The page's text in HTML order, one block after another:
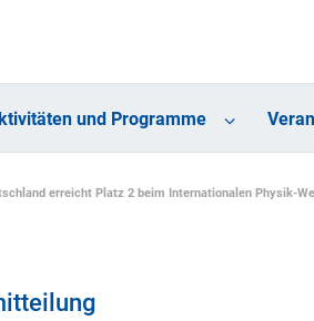
und Programme
erreicht Platz 2 beim Internationalen Physik-